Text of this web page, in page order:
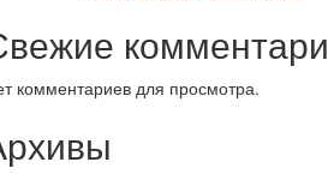
комментариев для просмотра.